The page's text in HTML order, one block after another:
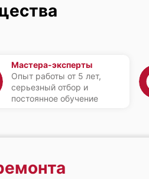
Мастера-эксперты
Опыт работы от 5 лет,
серьезный отбор и
постоянное обучение